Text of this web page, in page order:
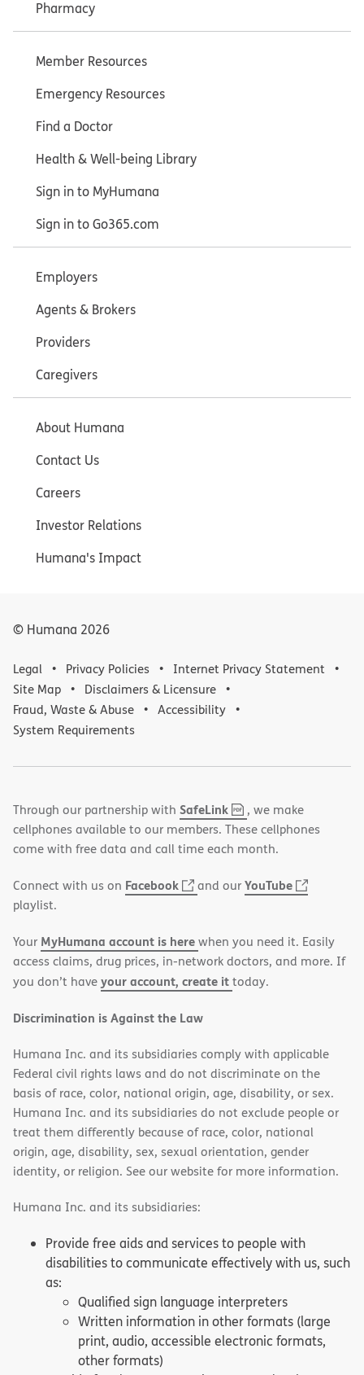
Pharmacy
Member Resources
Emergency Resources
Find a Doctor
Health & Well-being Library
Sign in to MyHumana
Sign in to Go365.com
Employers
Agents & Brokers
Providers
Caregivers
About Humana
Contact Us
Careers
Investor Relations
Humana's Impact
© Humana 2026
Legal Privacy Policies
Internet Privacy Statement
Site Map
Disclaimers & Licensure
Fraud, Waste & Abuse
Accessibility
System Requirements
Through our partnership with SafeLink,
PDF
(opens
in
new
, we make
cellphones available to our members. These cellphones
come with free data and call time each month.
Connect with us on Facebook
(opens
window)
and ourYouTube
(opens
window)
playlist.
Your MyHumana account is herewhen you need it. Easily
access claims, drug prices, in-network doctors, and more. If
you don’t haveyour account, create ittoday.
Discrimination is Against the Law
Humana Inc. and its subsidiaries comply with applicable
Federal civil rights laws and do not discriminate on the
basis of race, color, national origin, age, disability, or sex.
Humana Inc. and its subsidiaries do not exclude people or
treat them differently because of race, color, national
origin, age, disability, sex, sexual orientation, gender
identity, or religion. See our website for more information.
Humana Inc. and its subsidiaries:
Provide free aids and services to people with
disabilities to communicate effectively with us, such
as:
Qualified sign language interpreters
Written information in other formats (large
print, audio, accessible electronic formats,
other formats)